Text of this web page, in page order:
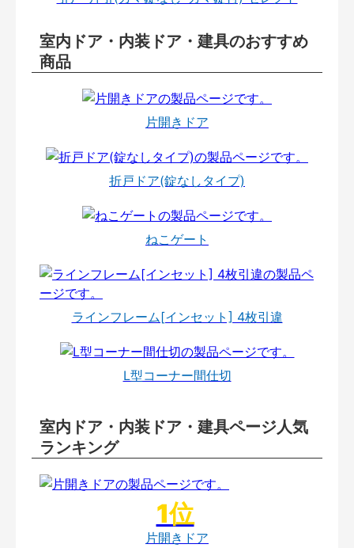
室内ドア・内装ドア・建具のおすすめ
商品
片開きドア
折戸ドア(錠なしタイプ)
ねこゲート
ラインフレーム[インセット] 4枚引違
L型コーナー間仕切
室内ドア・内装ドア・建具ページ人気
ランキング
片開きドア